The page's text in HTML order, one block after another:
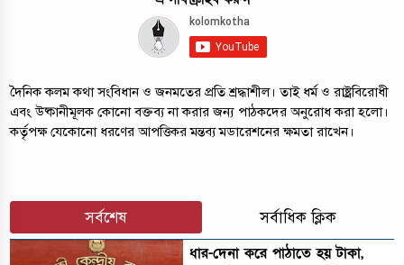
দৈনিক কলম কথা সংবিধান ও জনমতের প্রতি শ্রদ্ধাশীল। তাই ধর্ম ও রাষ্ট্রবিরোধী
এবং উষ্কানীমূলক কোনো বক্তব্য না করার জন্য পাঠকদের অনুরোধ করা হলো।
কর্তৃপক্ষ যেকোনো ধরণের আপত্তিকর মন্তব্য মডারেশনের ক্ষমতা রাখেন।
সর্বশেষ সর্বাধিক ক্লিক
ধার-দেনা করে পাঠাতে হয় টাকা,